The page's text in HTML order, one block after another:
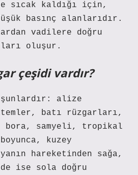
sıcak kaldığı için,
basınç alanlarıdır.
vadilere doğru
oluşur.
çeşidi vardır?
alize
batı rüzgarları,
bora, samyeli, tropikal
kuzey
hareketinden sağa,
ise sola doğru